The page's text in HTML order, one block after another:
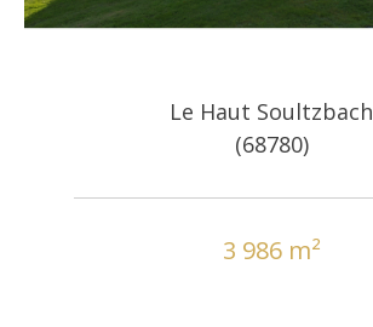
Le Haut Soultzbach
(68780)
3 986 m²
COUPS DE COEUR